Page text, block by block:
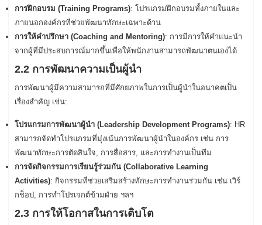
การฝึกอบรม (Training Programs): โปรแกรมฝึกอบรมทั้งภายในและ
ภายนอกองค์กรที่ช่วยพัฒนาทักษะเฉพาะด้าน
การให้คำปรึกษา (Coaching and Mentoring): การมีการให้คำแนะนำ
จากผู้ที่มีประสบการณ์มากขึ้นเพื่อให้พนักงานสามารถพัฒนาตนเองได้
2.2 การพัฒนาความเป็นผู้นำ
การพัฒนาผู้มีความสามารถที่มีศักยภาพในการเป็นผู้นำในอนาคตเป็น
เรื่องสำคัญ เช่น:
โปรแกรมการพัฒนาผู้นำ (Leadership Development Programs): HR
สามารถจัดทำโปรแกรมที่มุ่งเน้นการพัฒนาผู้นำในองค์กร เช่น การ
พัฒนาทักษะการตัดสินใจ, การสื่อสาร, และการทำงานเป็นทีม
การจัดกิจกรรมการเรียนรู้ร่วมกัน (Collaborative Learning
Activities): กิจกรรมที่ช่วยเสริมสร้างทักษะการทำงานร่วมกัน เช่น เวิร์
กช็อป, การทำโปรเจกต์ข้ามฝ่าย ฯลฯ
2.3 การให้โอกาสในการเติบโต